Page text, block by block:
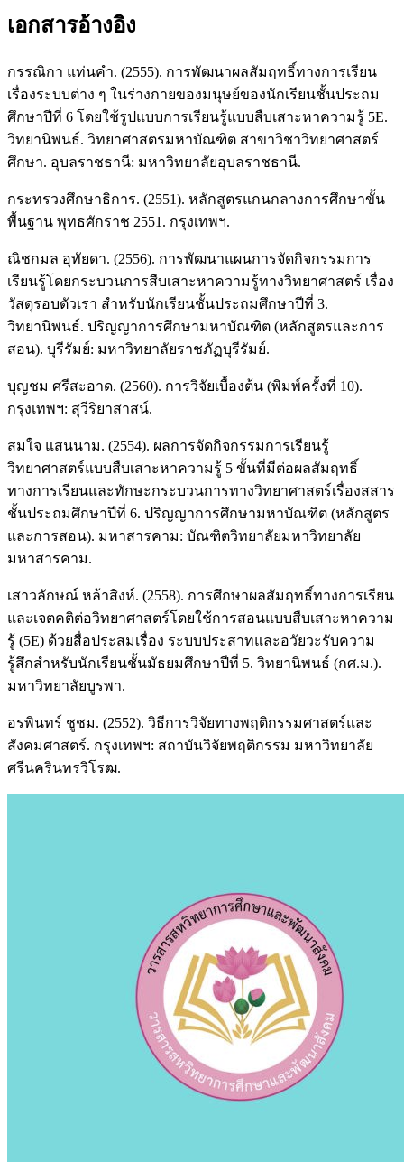
เอกสารอ้างอิง
กรรณิกา แท่นคำ. (2555). การพัฒนาผลสัมฤทธิ์ทางการเรียน
เรื่องระบบต่าง ๆ ในร่างกายของมนุษย์ของนักเรียนชั้นประถม
ศึกษาปีที่ 6 โดยใช้รูปแบบการเรียนรู้แบบสืบเสาะหาความรู้ 5E.
วิทยานิพนธ์. วิทยาศาสตรมหาบัณฑิต สาขาวิชาวิทยาศาสตร์
ศึกษา. อุบลราชธานี: มหาวิทยาลัยอุบลราชธานี.
กระทรวงศึกษาธิการ. (2551). หลักสูตรแกนกลางการศึกษาขั้น
พื้นฐาน พุทธศักราช 2551. กรุงเทพฯ.
ณิชกมล อุทัยดา. (2556). การพัฒนาแผนการจัดกิจกรรมการ
เรียนรู้โดยกระบวนการสืบเสาะหาความรู้ทางวิทยาศาสตร์ เรื่อง
วัสดุรอบตัวเรา สำหรับนักเรียนชั้นประถมศึกษาปีที่ 3.
วิทยานิพนธ์. ปริญญาการศึกษามหาบัณฑิต (หลักสูตรและการ
สอน). บุรีรัมย์: มหาวิทยาลัยราชภัฏบุรีรัมย์.
บุญชม ศรีสะอาด. (2560). การวิจัยเบื้องต้น (พิมพ์ครั้งที่ 10).
กรุงเทพฯ: สุวีริยาสาสน์.
สมใจ แสนนาม. (2554). ผลการจัดกิจกรรมการเรียนรู้
วิทยาศาสตร์แบบสืบเสาะหาความรู้ 5 ขั้นที่มีต่อผลสัมฤทธิ์
ทางการเรียนและทักษะกระบวนการทางวิทยาศาสตร์เรื่องสสาร
ชั้นประถมศึกษาปีที่ 6. ปริญญาการศึกษามหาบัณฑิต (หลักสูตร
และการสอน). มหาสารคาม: บัณฑิตวิทยาลัยมหาวิทยาลัย
มหาสารคาม.
เสาวลักษณ์ หล้าสิงห์. (2558). การศึกษาผลสัมฤทธิ์ทางการเรียน
และเจตคติต่อวิทยาศาสตร์โดยใช้การสอนแบบสืบเสาะหาความ
รู้ (5E) ด้วยสื่อประสมเรื่อง ระบบประสาทและอวัยวะรับความ
รู้สึกสำหรับนักเรียนชั้นมัธยมศึกษาปีที่ 5. วิทยานิพนธ์ (กศ.ม.).
มหาวิทยาลัยบูรพา.
อรพินทร์ ชูชม. (2552). วิธีการวิจัยทางพฤติกรรมศาสตร์และ
สังคมศาสตร์. กรุงเทพฯ: สถาบันวิจัยพฤติกรรม มหาวิทยาลัย
ศรีนครินทรวิโรฒ.